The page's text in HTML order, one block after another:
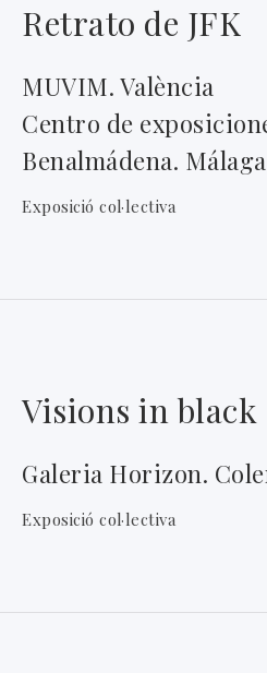
Retrato de JFK
MUVIM. València
Centro de
Benalmádena. Málaga
Exposició col·lectiva
Visions in black
Galeria Horizon.
Exposició col·lectiva